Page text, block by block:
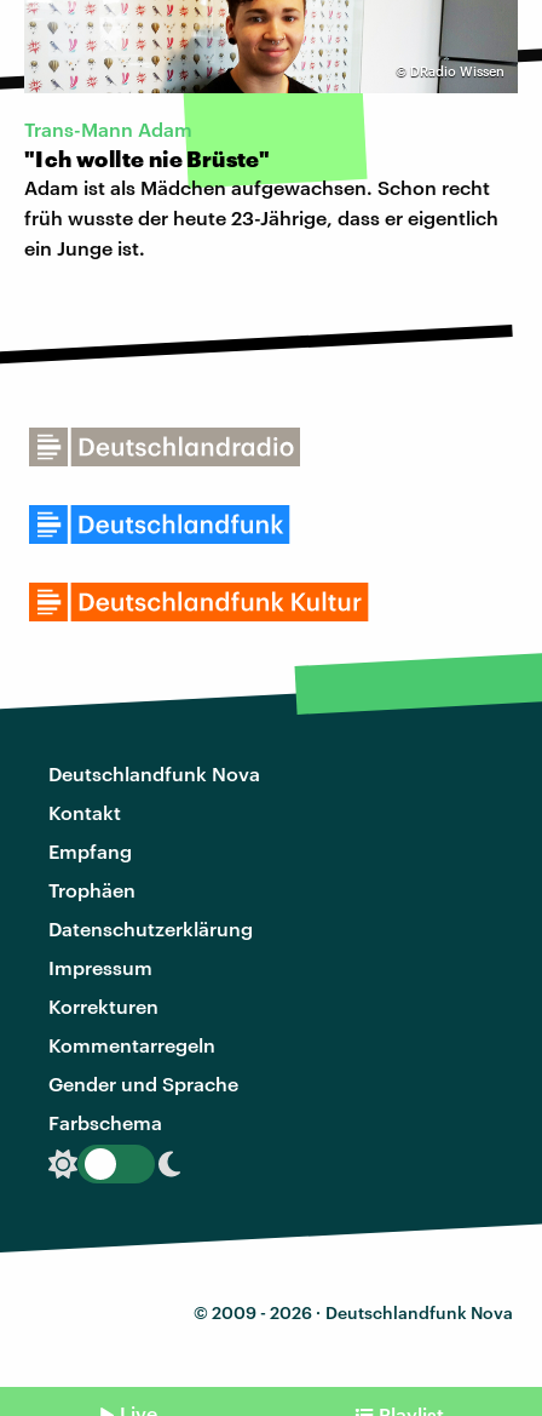
© DRadio Wissen
Trans-Mann Adam
"Ich wollte nie Brüste"
Adam ist als Mädchen aufgewachsen. Schon recht
früh wusste der heute 23-Jährige, dass er eigentlich
ein Junge ist.
Deutschlandfunk Nova
Kontakt
Empfang
Trophäen
Datenschutzerklärung
Impressum
Korrekturen
Kommentarregeln
Gender und Sprache
Farbschema
© 2009 - 2026 · Deutschlandfunk Nova